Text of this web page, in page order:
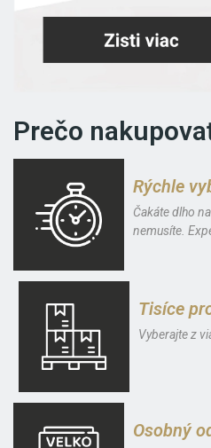
Prečo
Rýchle
Čakáte dlho
nemusíte.
Tisíce
Vyberajte z
Osobný